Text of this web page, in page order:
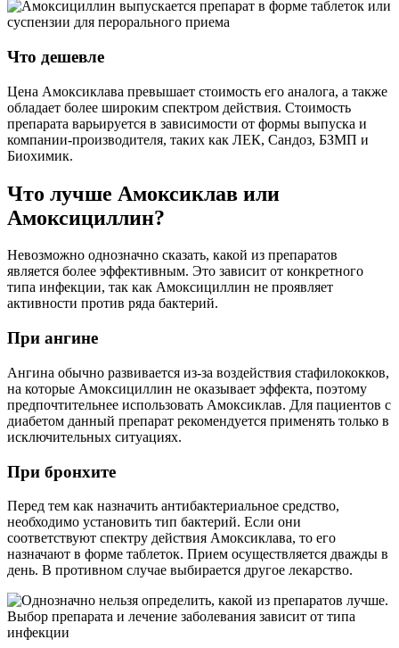
Что дешевле
Цена Амоксиклава превышает стоимость его аналога, а также
обладает более широким спектром действия. Стоимость
препарата варьируется в зависимости от формы выпуска и
компании-производителя, таких как ЛЕК, Сандоз, БЗМП и
Биохимик.
Что лучше Амоксиклав или
Амоксициллин?
Невозможно однозначно сказать, какой из препаратов
является более эффективным. Это зависит от конкретного
типа инфекции, так как Амоксициллин не проявляет
активности против ряда бактерий.
При ангине
Ангина обычно развивается из-за воздействия стафилококков,
на которые Амоксициллин не оказывает эффекта, поэтому
предпочтительнее использовать Амоксиклав. Для пациентов с
диабетом данный препарат рекомендуется применять только в
исключительных ситуациях.
При бронхите
Перед тем как назначить антибактериальное средство,
необходимо установить тип бактерий. Если они
соответствуют спектру действия Амоксиклава, то его
назначают в форме таблеток. Прием осуществляется дважды в
день. В противном случае выбирается другое лекарство.